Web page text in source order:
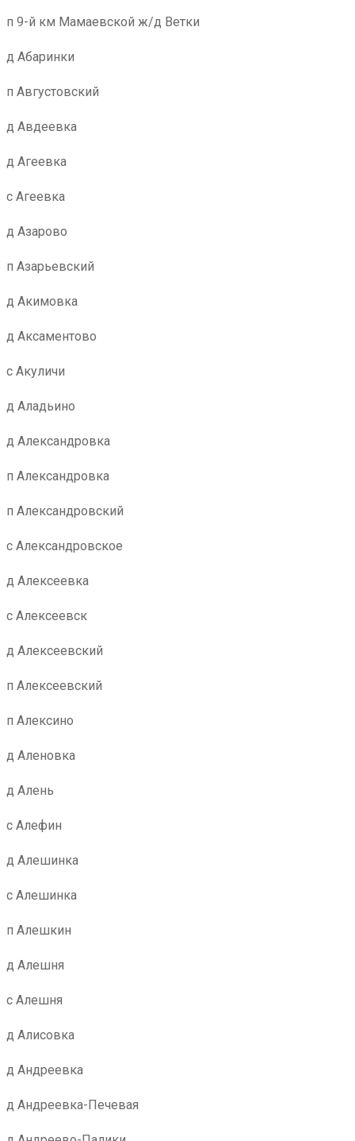
п 9-й км Мамаевской ж/д Ветки
д Абаринки
п Августовский
д Авдеевка
д Агеевка
с Агеевка
д Азарово
п Азарьевский
д Акимовка
д Аксаментово
с Акуличи
д Аладьино
д Александровка
п Александровка
п Александровский
с Александровское
д Алексеевка
с Алексеевск
д Алексеевский
п Алексеевский
п Алексино
д Аленовка
д Алень
с Алефин
д Алешинка
с Алешинка
п Алешкин
д Алешня
с Алешня
д Алисовка
д Андреевка
д Андреевка-Печевая